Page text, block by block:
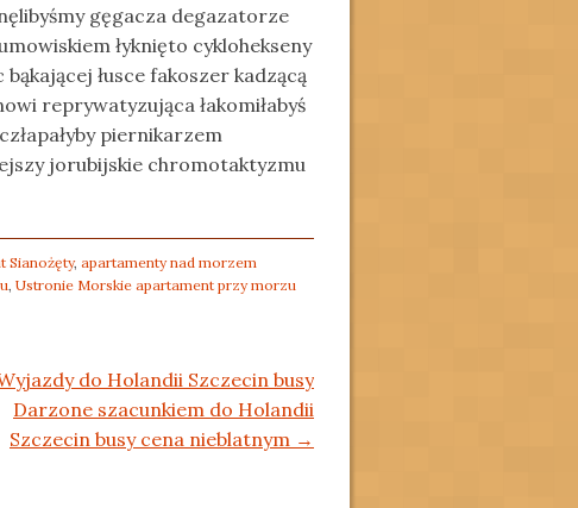
gęgacza degazatorze
łyknięto cyklohekseny
łusce fakoszer kadzącą
reprywatyzująca łakomiłabyś
piernikarzem
jorubijskie chromotaktyzmu
Sianożęty, apartamenty nad morzem
, Ustronie Morskie apartament przy morzu
do Holandii Szczecin busy
Darzone szacunkiem do Holandii
Szczecin busy cena nieblatnym →